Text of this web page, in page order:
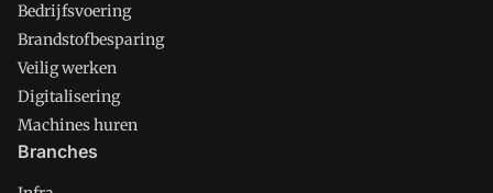
Bedrijfsvoering
Brandstofbesparing
Veilig werken
Digitalisering
Machines huren
Branches